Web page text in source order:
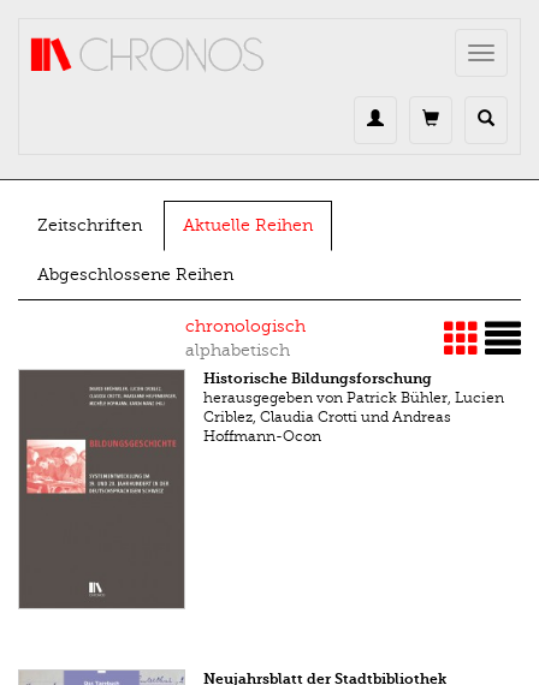
Toggle
Zeitschriften Aktuelle Reihen
Abgeschlossene Reihen
chronologisch
alphabetisch
Historische Bildungsforschung
herausgegeben von Patrick Bühler, Lucien
Criblez, Claudia Crotti und Andreas
Hoffmann-Ocon
Neujahrsblatt der Stadtbibliothek